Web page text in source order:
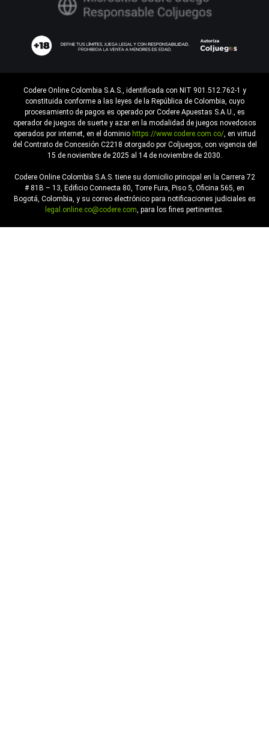
Codere Online Colombia S.A.S., identificada con NIT 901.512.762-1 y
constituida conforme a las leyes de la República de Colombia, cuyo
procesamiento de pagos es operado por Codere Apuestas S.A.U., es
operador de juegos de suerte y azar en la modalidad de juegos novedosos
operados por internet, en el dominio https://www.codere.com.co/, en virtud
del Contrato de Concesión C2218 otorgado por Coljuegos, con vigencia del
15 de noviembre de 2025 al 14 de noviembre de 2030.
Codere Online Colombia S.A.S. tiene su domicilio principal en la Carrera 72
# 81B – 13, Edificio Connecta 80, Torre Fura, Piso 5, Oficina 565, en
Bogotá, Colombia, y su correo electrónico para notificaciones judiciales es
legal.online.co@codere.com, para los fines pertinentes.